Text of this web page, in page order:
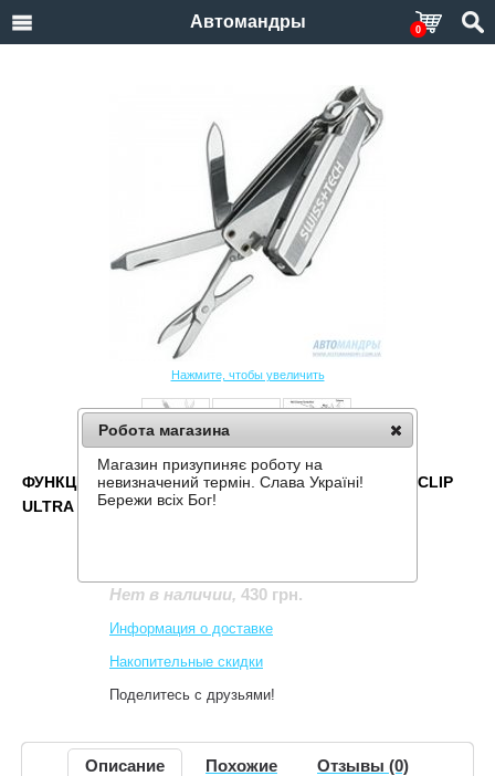
Автомандры 0
Нажмите, чтобы увеличить
ФУНКЦИОНАЛЬНЫЙ БРЕЛОК SWISS+TECH SMART CLIP
ULTRA
Нет в наличии, 430 грн.
Информация о доставке
Накопительные скидки
Поделитесь с друзьями!
Описание Похожие Отзывы (0)
Робота магазина
Магазин призупиняє роботу на
невизначений термін. Слава Україні!
Бережи всіх Бог!